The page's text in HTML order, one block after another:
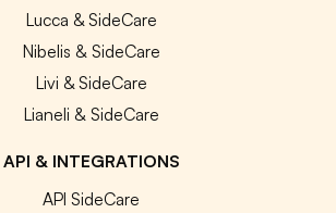
Lucca & SideCare
Nibelis & SideCare
Livi & SideCare
Lianeli & SideCare
API & INTEGRATIONS
API SideCare